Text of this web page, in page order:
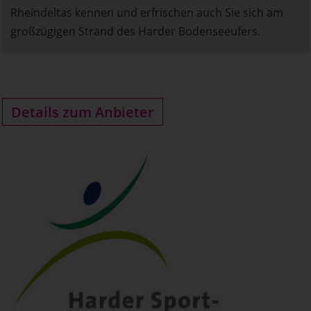
Rheindeltas kennen und erfrischen auch Sie sich am
großzügigen Strand des Harder Bodenseeufers.
Details zum Anbieter